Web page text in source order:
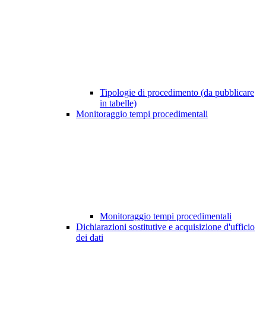
Tipologie di procedimento (da pubblicare
in tabelle)
Monitoraggio tempi procedimentali
Monitoraggio tempi procedimentali
Dichiarazioni sostitutive e acquisizione d'ufficio
dei dati